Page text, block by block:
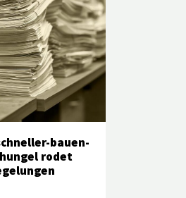
bauen-
rodet